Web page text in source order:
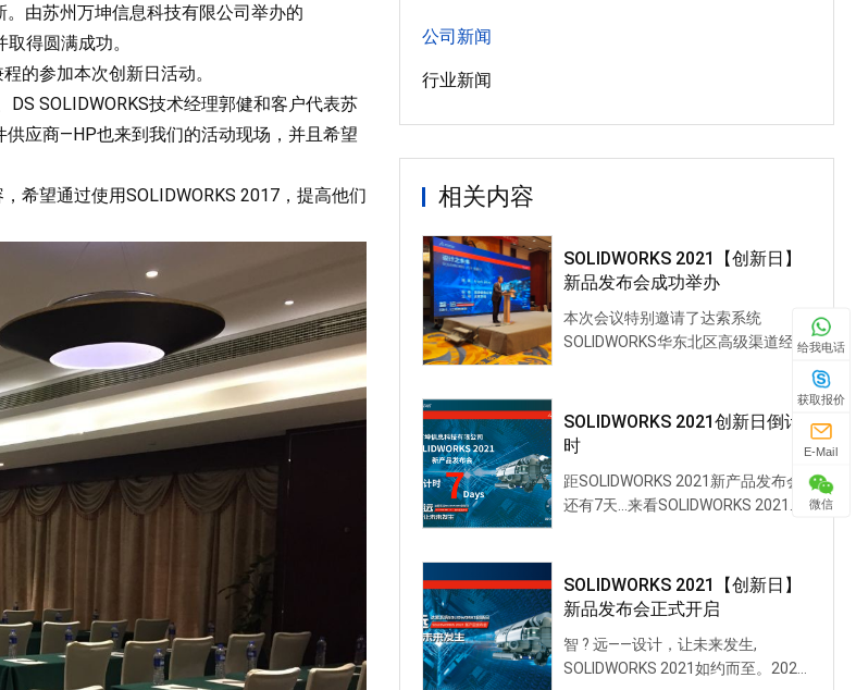
由苏州万坤信息科技有限公司举办的
得圆满成功。
的参加本次创新日活动。
SOLIDWORKS技术经理郭健和客户代表苏
应商—HP也来到我们的活动现场，并且希望
希望通过使用SOLIDWORKS 2017，提高他们
公司新闻
行业新闻
相关内容
SOLIDWORKS 2021【创新日】
新品发布会成功举办
本次会议特别邀请了达索系统
SOLIDWORKS华东北区高级渠道经理
统SOLIDWORKS大中华区电
SOLIDWORKS 2021创新日倒计
时
距SOLIDWORKS 2021新产品发布会
还有7天...来看SOLIDWORKS 2021新
SOLIDWORKS 2021【创新日】
新品发布会正式开启
智 ? 远——设计，让未来发生,
SOLIDWORKS 2021如约而至。2020
给我电话
获取报价
E-Mail
微信